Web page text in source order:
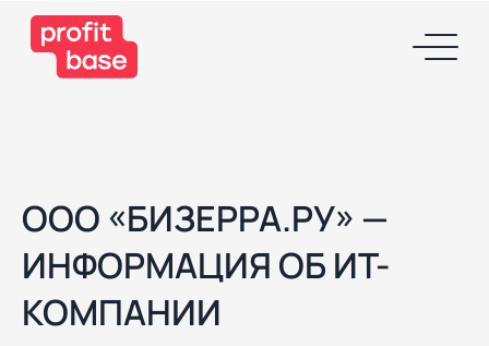
ООО «БИЗЕРРА.РУ» —
ИНФОРМАЦИЯ ОБ ИТ-
КОМПАНИИ